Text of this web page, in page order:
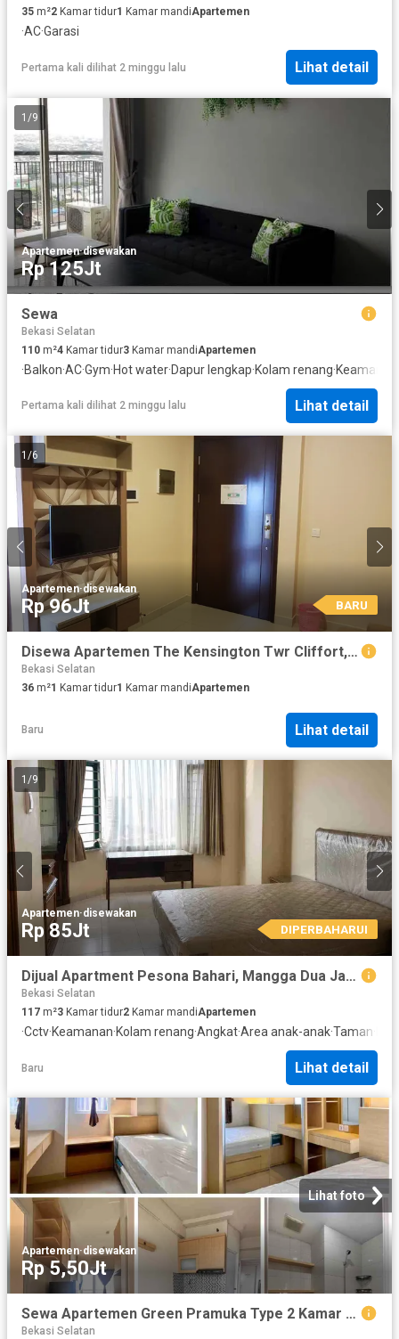
35 m²2 Kamar tidur1 Kamar mandiApartemen
·AC·Garasi
Pertama kali dilihat 2 minggu lalu Lihat detail
1 /9
Apartemen·disewakan
Rp 125Jt
Sewa
Bekasi Selatan
110 m²4 Kamar tidur3 Kamar mandiApartemen
·Balkon·AC·Gym·Hot water·Dapur lengkap·Kolam renang·
Pertama kali dilihat 2 minggu lalu Lihat detail
1 /6
Apartemen·disewakan
Rp 96Jt BARU
Disewa Apartemen The Kensington Twr Cliffort, Kelapa Gading
Bekasi Selatan
36 m²1 Kamar tidur1 Kamar mandiApartemen
Baru Lihat detail
1 /9
Apartemen·disewakan
Rp 85Jt DIPERBAHARUI
Dijual Apartment Pesona Bahari, Mangga Dua Jakarta
Bekasi Selatan
117 m²3 Kamar tidur2 Kamar mandiApartemen
·Cctv·Keamanan·Kolam renang·Angkat·Area anak-anak·Taman
Baru Lihat detail
Lihat foto
Apartemen·disewakan
Rp 5,50Jt
Sewa Apartemen Green Pramuka Type 2 Kamar atas Mall GPS
Bekasi Selatan